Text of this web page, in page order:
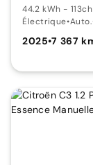
44.2 kWh - 113ch
Électrique•Auto.
2025•7 367